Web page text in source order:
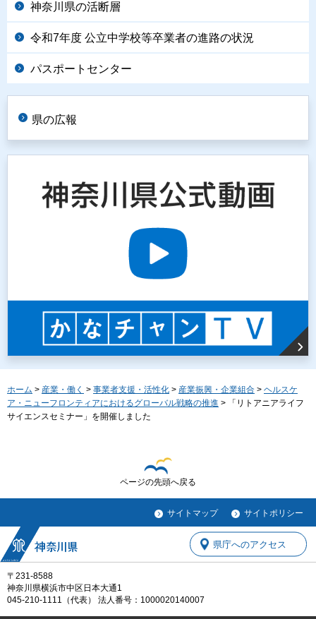
神奈川県の活断層
令和7年度 公立中学校等卒業者の進路の状況
パスポートセンター
県の広報
ホーム > 産業・働く > 事業者支援・活性化 > 産業振興・企業組合 > ヘルスケ
ア・ニューフロンティアにおけるグローバル戦略の推進 > 「リトアニアライフ
サイエンスセミナー」を開催しました
ページの先頭へ戻る
サイトマップ サイトポリシー
〒231-8588
神奈川県横浜市中区日本大通1
045-210-1111（代表） 法人番号：1000020140007
県庁へのアクセス